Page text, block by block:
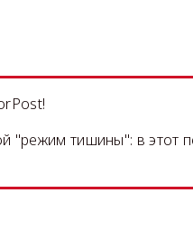
"режим тишины": в этот